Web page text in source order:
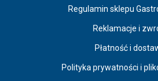
Regulamin sklepu
Reklamacje i
Płatność i
Polityka prywatności i